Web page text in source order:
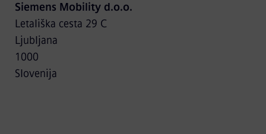
Siemens Mobility d.o.o.
Letališka cesta 29 C
Ljubljana
1000
Slovenija